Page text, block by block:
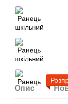
Опис